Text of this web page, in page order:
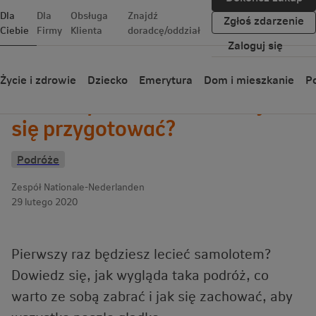
Dla
Ciebie
Dla
Firmy
Obsługa
Klienta
Znajdź
doradcę/oddział
Zgłoś zdarzenie
Zaloguj się
Życie i zdrowie Dziecko Emerytura Dom i mieszkanie
Wróć
się przygotować?
Podróże
Zespół Nationale-Nederlanden
29 lutego 2020
Pierwszy raz będziesz lecieć samolotem?
Dowiedz się, jak wygląda taka podróż, co
warto ze sobą zabrać i jak się zachować, aby